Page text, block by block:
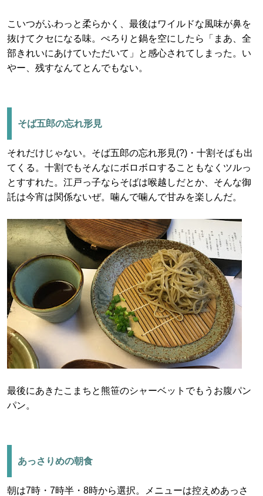
こいつがふわっと柔らかく、最後はワイルドな風味が鼻を
抜けてクセになる味。ぺろりと鍋を空にしたら「まあ、全
部きれいにあけていただいて」と感心されてしまった。い
やー、残すなんてとんでもない。
そば五郎の忘れ形見
それだけじゃない。そば五郎の忘れ形見(?)・十割そばも出
てくる。十割でもそんなにボロボロすることもなくツルっ
とすすれた。江戸っ子ならそばは喉越しだとか、そんな御
託は今宵は関係ないぜ。噛んで噛んで甘みを楽しんだ。
最後にあきたこまちと熊笹のシャーベットでもうお腹パン
パン。
あっさりめの朝食
朝は7時・7時半・8時から選択。メニューは控えめあっさ